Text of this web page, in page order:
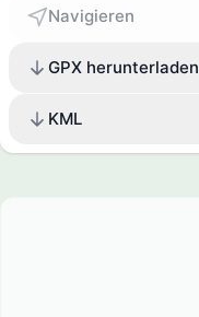
Navigieren
GPX herunterladen
KML